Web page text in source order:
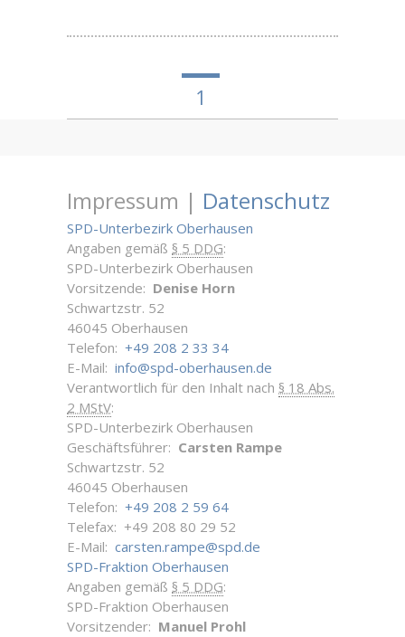
1
Impressum | Datenschutz
SPD-Unterbezirk Oberhausen
Angaben gemäß § 5 DDG:
SPD-Unterbezirk Oberhausen
Vorsitzende: Denise Horn
Schwartzstr. 52
46045 Oberhausen
Telefon: +49 208 2 33 34
E-Mail: info@spd-oberhausen.de
Verantwortlich für den Inhalt nach § 18 Abs.
2 MStV:
SPD-Unterbezirk Oberhausen
Geschäftsführer: Carsten Rampe
Schwartzstr. 52
46045 Oberhausen
Telefon: +49 208 2 59 64
Telefax: +49 208 80 29 52
E-Mail: carsten.rampe@spd.de
SPD-Fraktion Oberhausen
Angaben gemäß § 5 DDG:
SPD-Fraktion Oberhausen
Vorsitzender: Manuel Prohl